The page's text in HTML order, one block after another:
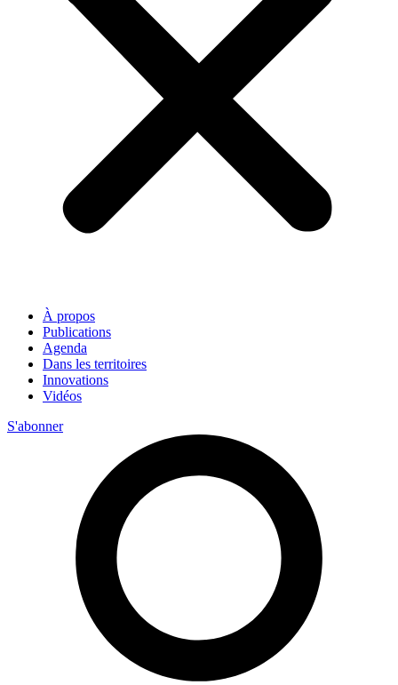
À propos
Publications
Agenda
Dans les territoires
Innovations
Vidéos
S'abonner